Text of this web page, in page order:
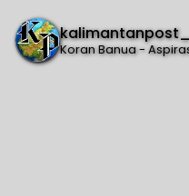
kalimantanpost_
Koran Banua -